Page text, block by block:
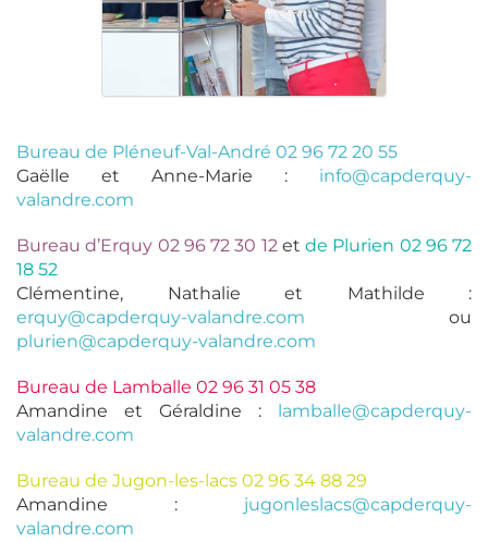
Bureau de Pléneuf-Val-André 02 96 72 20 55
Gaëlle et Anne-Marie : info@capderquy-
valandre.com
Bureau d’Erquy 02 96 72 30 12et de Plurien 02 96 72
18 52
Clémentine, Nathalie et Mathilde :
erquy@capderquy-valandre.com ou
plurien@capderquy-valandre.com
Bureau de Lamballe 02 96 31 05 38
Amandine et Géraldine : lamballe@capderquy-
valandre.com
Bureau de Jugon-les-lacs 02 96 34 88 29
Amandine : jugonleslacs@capderquy-
valandre.com